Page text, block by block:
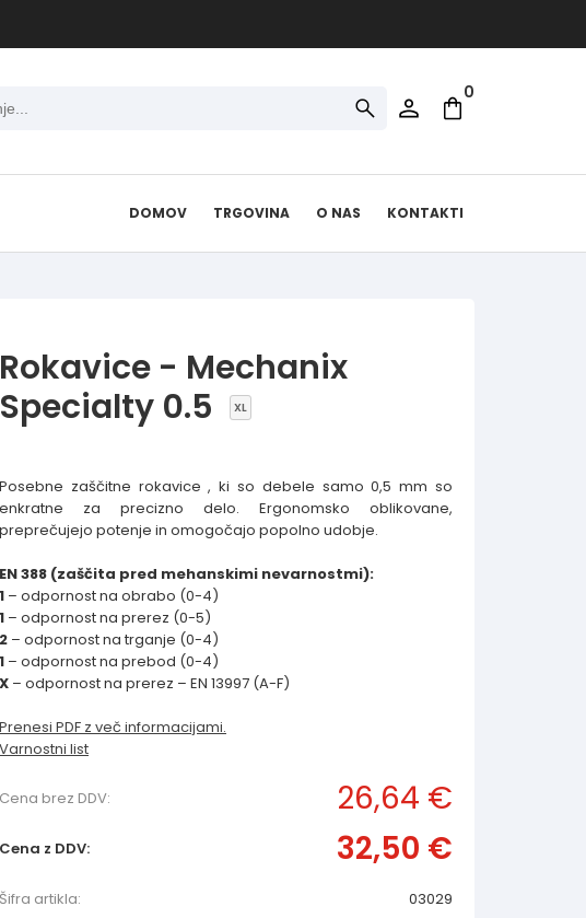
0
DOMOV TRGOVINA O NAS KONTAKTI
Rokavice - Mechanix
Specialty 0.5
XL
Posebne zaščitne rokavice , ki so debele samo 0,5 mm so
enkratne za precizno delo. Ergonomsko oblikovane,
preprečujejo potenje in omogočajo popolno udobje.
EN 388 (zaščita pred mehanskimi nevarnostmi):
1 – odpornost na obrabo (0-4)
1 – odpornost na prerez (0-5)
2 – odpornost na trganje (0-4)
1 – odpornost na prebod (0-4)
X – odpornost na prerez – EN 13997 (A-F)
Prenesi PDF z več informacijami.
Varnostni list
Cena brez DDV: 26,64 €
Cena z DDV: 32,50 €
Šifra artikla:
03029